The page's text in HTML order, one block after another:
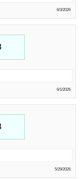
6/3/2026
6/1/2026
5/29/2026